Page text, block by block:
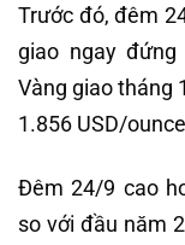
Trước đó, đêm
giao ngay đứng
Vàng giao tháng
1.856 USD/
Đêm 24/9 cao
so với đầu năm